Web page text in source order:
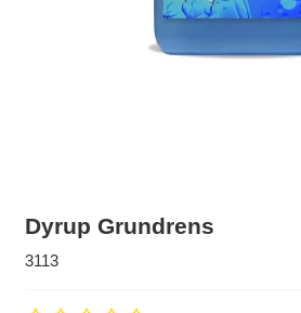
Dyrup Grundrens
3113